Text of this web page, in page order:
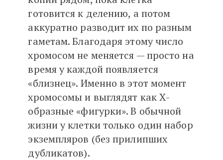
готовится к делению, а потом
аккуратно разводит их по разным
гаметам. Благодаря этому число
хромосом не меняется — просто на
время у каждой появляется
«близнец». Именно в этот момент
хромосомы и выглядят как Х-
образные «фигурки». В обычной
жизни у клетки только один набор
экземпляров (без прилипших
дубликатов).